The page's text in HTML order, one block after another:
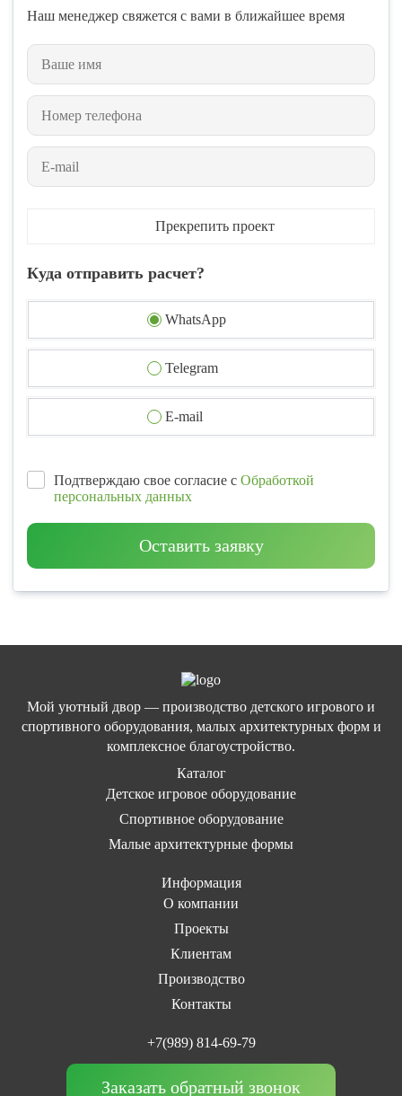
Наш менеджер свяжется с вами в ближайшее время
Прекрепить проект
Куда отправить расчет?
WhatsApp
Telegram
E-mail
Подтверждаю свое согласие с Обработкой
персональных данных
Оставить заявку
Мой уютный двор — производство детского игрового и
спортивного оборудования, малых архитектурных форм и
комплексное благоустройство.
Каталог
Детское игровое оборудование
Спортивное оборудование
Малые архитектурные формы
Информация
О компании
Проекты
Клиентам
Производство
Контакты
+7(989) 814-69-79
Заказать обратный звонок